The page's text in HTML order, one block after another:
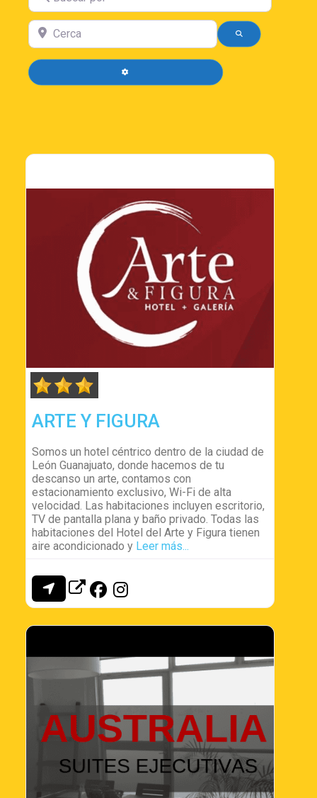
Cerca BÚSQUEDA
ARTE Y FIGURA
Somos un hotel céntrico dentro de la ciudad de
León Guanajuato, donde hacemos de tu
descanso un arte, contamos con
estacionamiento exclusivo, Wi-Fi de alta
velocidad. Las habitaciones incluyen escritorio,
TV de pantalla plana y baño privado. Todas las
habitaciones del Hotel del Arte y Figura tienen
aire acondicionado y Leer más...